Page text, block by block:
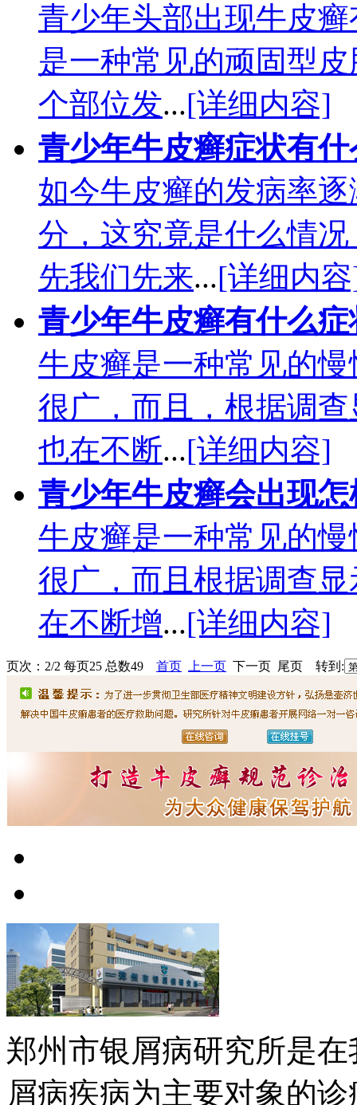
青少年头部出现牛皮
是一种常见的顽固型
个部位发...[详细内容]
青少年牛皮癣症状有什
如今牛皮癣的发病率
分，这究竟是什么情
先我们先来...[详细内
青少年牛皮癣有什么症
牛皮癣是一种常见的
很广，而且，根据调
也在不断...[详细内容]
青少年牛皮癣会出现
牛皮癣是一种常见的
很广，而且根据调查
在不断增...[详细内容]
页次：2/2 每页25 总数49 首页 上一页 下一页 尾页 转到:
郑州市银屑病研究所是
屑病疾病为主要对象的